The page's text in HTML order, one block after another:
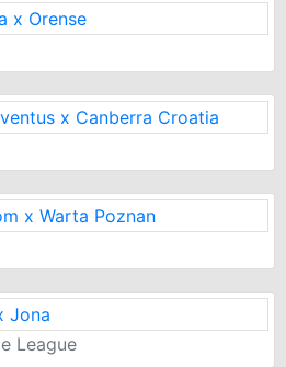
x Orense
x Canberra Croatia
x Warta Poznan
Jona
League